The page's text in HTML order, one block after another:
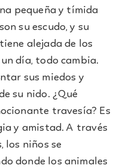
pequeña y tímida
su escudo, y su
alejada de los
día, todo cambia.
sus miedos y
su nido. ¿Qué
travesía? Es
y amistad. A través
los niños se
donde los animales